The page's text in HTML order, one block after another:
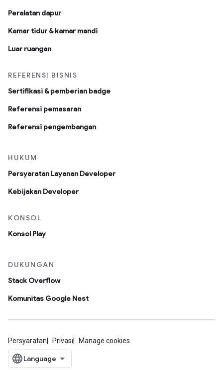
Peralatan dapur
Kamar tidur & kamar mandi
Luar ruangan
REFERENSI BISNIS
Sertifikasi & pemberian badge
Referensi pemasaran
Referensi pengembangan
HUKUM
Persyaratan Layanan Developer
Kebijakan Developer
KONSOL
Konsol Play
DUKUNGAN
Stack Overflow
Komunitas Google Nest
Persyaratan Privasi Manage cookies